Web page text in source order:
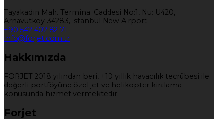
Tayakadın Mah. Terminal Caddesi No:1, Nu: U420,
Arnavutköy 34283, İstanbul New Airport
+90 542 402 82 71
info@forjet.com.tr
Hakkımızda
FORJET 2018 yılından beri, +10 yıllık havacılık tecrübesi ile
değerli portföyüne özel jet ve helikopter kiralama
konusunda hizmet vermektedir.
Forjet